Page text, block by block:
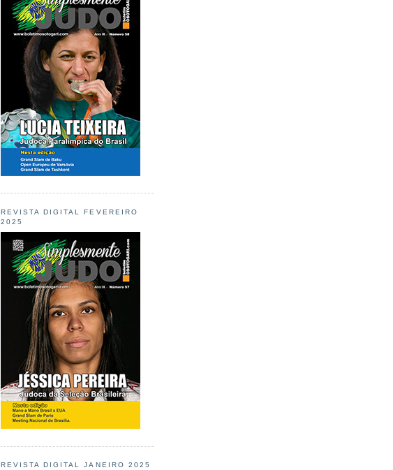
REVISTA DIGITAL FEVEREIRO
2025
REVISTA DIGITAL JANEIRO 2025